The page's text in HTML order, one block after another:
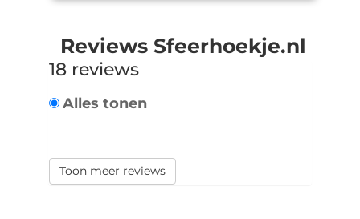
Reviews Sfeerhoekje.nl
18 reviews
Alles tonen
Toon meer reviews